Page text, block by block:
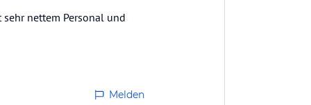
nettem Personal und
Melden